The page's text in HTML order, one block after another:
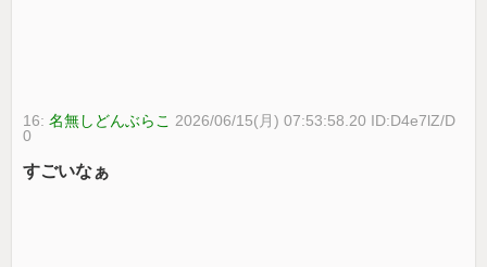
16:名無しどんぶらこ 2026/06/15(月) 07:53:58.20 ID:D4e7lZ/D
0
すごいなぁ